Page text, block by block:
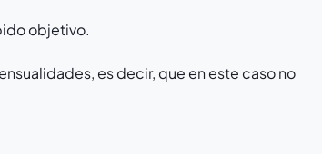
objetivo.
es decir, que en este caso no